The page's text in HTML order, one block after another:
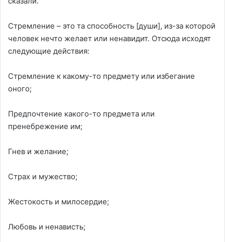
Стремление – это та способность [души], из-за которой
человек нечто желает или ненавидит. Отсюда исходят
следующие действия:
Стремление к какому-то предмету или избегание
оного;
Предпочтение какого-то предмета или
пренебрежение им;
Гнев и желание;
Страх и мужество;
Жестокость и милосердие;
Любовь и ненависть;